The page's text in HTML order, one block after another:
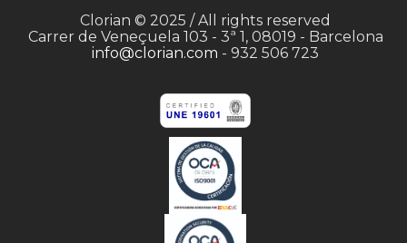
Clorian © 2025 / All rights reserved
Carrer de Veneçuela 103 - 3ª 1, 08019 - Barcelona
info@clorian.com - 932 506 723